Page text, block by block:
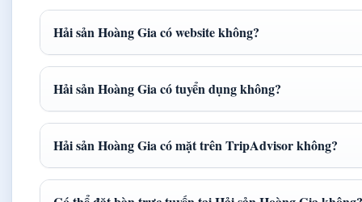
Hải sản Hoàng Gia có website không?
Hải sản Hoàng Gia có tuyển dụng không?
Hải sản Hoàng Gia có mặt trên TripAdvisor không?